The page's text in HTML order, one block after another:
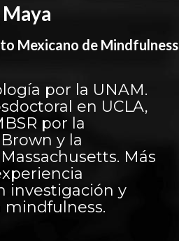
Mexicano de Mindfulness
por la UNAM.
en UCLA,
por la
y la
Más
investigación y
mindfulness.